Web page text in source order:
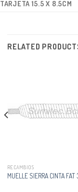
TARJETA 15.5 X 8.5CM
RELATED
RECAMBIOS
MUELLE SIERRA CINTA FAT